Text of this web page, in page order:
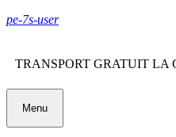
pe-7s-user
TRANSPORT GRATUIT LA
Menu